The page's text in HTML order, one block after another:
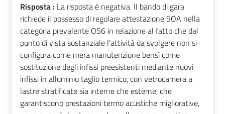
Risposta : La risposta è negativa. Il bando di gara
richiede il possesso di regolare attestazione SOA nella
categoria prevalente OS6 in relazione al fatto che dal
punto di vista sostanziale l'attività da svolgere non si
configura come mera manutenzione bensì come
sostituzione degli infissi preesistenti mediante nuovi
infissi in alluminio taglio termico, con vetrocamera a
lastre stratificate sia interne che esterne, che
garantiscono prestazioni termo acustiche migliorative,